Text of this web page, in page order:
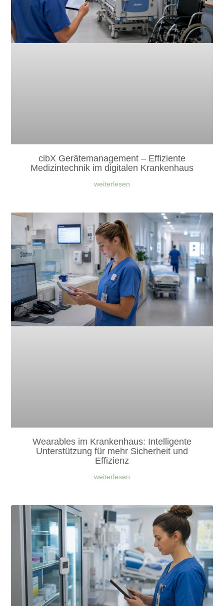
cibX Gerätemanagement – Effiziente
Medizintechnik im digitalen Krankenhaus
weiterlesen
Wearables im Krankenhaus: Intelligente
Unterstützung für mehr Sicherheit und
Effizienz
weiterlesen